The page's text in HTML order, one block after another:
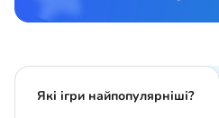
Які ігри найпопулярніші?